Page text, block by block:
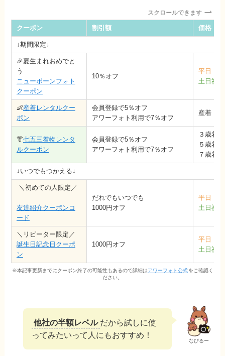
スクロールできます
クーポン 割引額 価格（
↓期間限定↓
🎉夏生まれおめでと
う
ニューボーンフォト
クーポン
10％オフ
平日
土日祝
👶産着レンタルクー
ポン
会員登録で5％オフ
アワーフォト利用で7％オフ
産着
👘七五三着物レンタ
ルクーポン
会員登録で5％オフ
アワーフォト利用で7％オフ
３歳着
５歳着
７歳着
↓いつでもつかえる↓
＼初めての人限定／
友達紹介クーポンコ
ード
だれでもいつでも
1000円オフ
平日
土日祝
＼リピーター限定／
誕生日記念日クーポ
ン
1000円オフ
平日
土日祝
※本記事更新までにクーポン終了の可能性もあるので詳細はアワーフォト公式 をご確認く
ださい。
なびるー
他社の半額レベル だから試しに使
ってみたいって人にもおすすめ！